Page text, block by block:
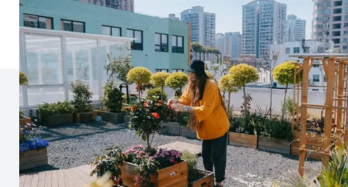
De samenwerking met VDL De
Slimmer en sneller bouwen. De toegevoegde waarde van VDL De Meeuw zit in